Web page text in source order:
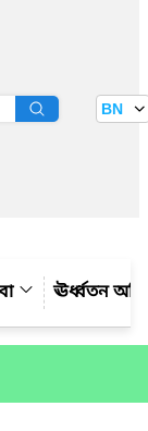
BN
ঊর্ধ্বতন